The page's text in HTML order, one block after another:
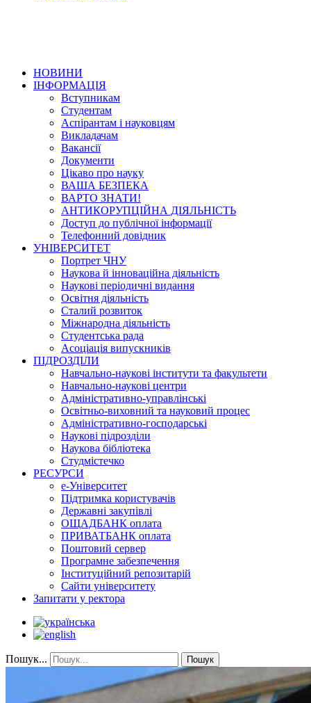
НОВИНИ
ІНФОРМАЦІЯ
Вступникам
Студентам
Аспірантам і науковцям
Викладачам
Вакансії
Документи
Цікаво про науку
ВАША БЕЗПЕКА
ВАРТО ЗНАТИ!
АНТИКОРУПЦІЙНА ДІЯЛЬНІСТЬ
Доступ до публічної інформації
Телефонний довідник
УНІВЕРСИТЕТ
Портрет ЧНУ
Наукова й інноваційна діяльність
Наукові періодичні видання
Освітня діяльність
Сталий розвиток
Міжнародна діяльність
Студентська рада
Асоціація випускників
ПІДРОЗДІЛИ
Навчально-наукові інститути та факультети
Навчально-наукові центри
Адміністративно-управлінські
Освітньо-виховний та науковий процес
Адміністративно-господарські
Наукові підрозділи
Наукова бібліотека
Студмістечко
РЕСУРСИ
е-Університет
Підтримка користувачів
Державні закупівлі
ОЩАДБАНК оплата
ПРИВАТБАНК оплата
Поштовий сервер
Програмне забезпечення
Інституційний репозитарій
Сайти університету
Запитати у ректора
Пошук... Пошук